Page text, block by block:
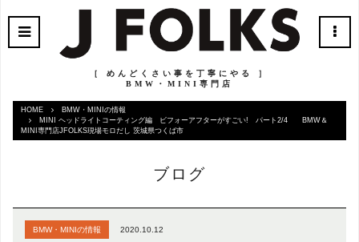
［ めんどくさい事を丁寧にやる ］
BMW・MINI専門店
HOME
BMW・MINIの情報
MINI ヘッドライトコーティング編 ビフォーアフターがすごい! パート2/4 BMW＆
MINI専門店JFOLKS現場モロだし 茨城県つくば市
ブログ
BMW・MINIの情報 2020.10.12